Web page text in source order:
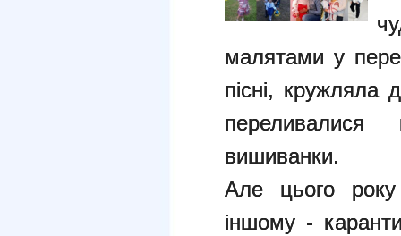
малятами у
пісні, кружляла
переливалися
вишиванки.
Але цього
іншому -